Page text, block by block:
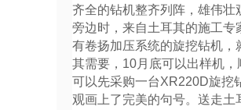
齐全的钻机整齐列阵，雄伟
旁边时，来自土耳其的施工专
有卷扬加压系统的旋挖钻机，
其需要，10月底可以出样机
可以先采购一台XR220D旋挖
观画上了完美的句号。送走